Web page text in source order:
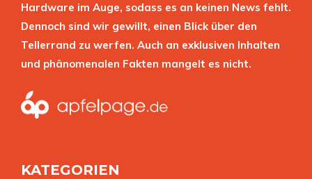
Hardware im Auge, sodass es an keinen News fehlt.
Dennoch sind wir gewillt, einen Blick über den
Tellerrand zu werfen. Auch an exklusiven Inhalten
und phänomenalen Fakten mangelt es nicht.
KATEGORIEN